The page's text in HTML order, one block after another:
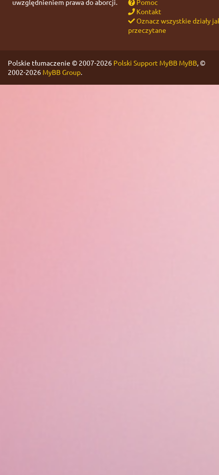
uwzględnieniem prawa do aborcji.
Pomoc
Kontakt
Oznacz wszystkie działy
przeczytane
Polskie tłumaczenie © 2007-2026 Polski Support MyBB MyBB, ©
2002-2026 MyBB Group.